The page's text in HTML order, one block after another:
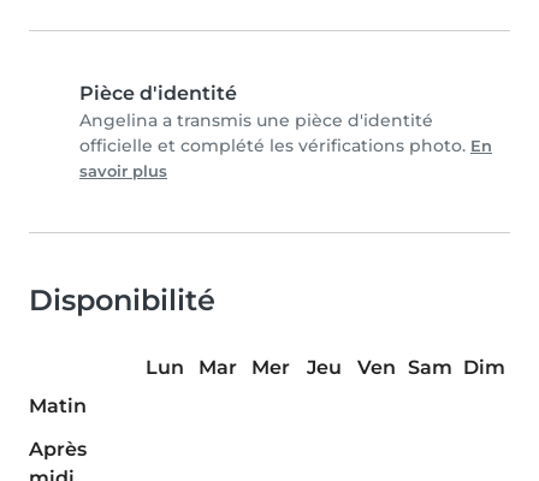
Pièce d'identité
Angelina a transmis une pièce d'identité
officielle et complété les vérifications photo. En
savoir plus
Disponibilité
Lun Mar Mer Jeu Ven Sam Dim
Matin
Après